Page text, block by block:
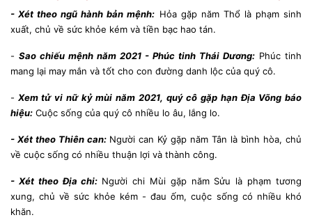
- Xét theo ngũ hành bản mệnh: Hỏa gặp năm Thổ là phạm sinh
xuất, chủ về sức khỏe kém và tiền bạc hao tán.
- Sao chiếu mệnh năm 2021 - Phúc tinh Thái Dương: Phúc tinh
mang lại may mắn và tốt cho con đường danh lộc của quý cô.
- Xem tử vi nữ kỷ mùi năm 2021, quý cô gặp hạn Địa Võng báo
hiệu: Cuộc sống của quý cô nhiều lo âu, lắng lo.
- Xét theo Thiên can: Người can Kỷ gặp năm Tân là bình hòa, chủ
về cuộc sống có nhiều thuận lợi và thành công.
- Xét theo Địa chi: Người chi Mùi gặp năm Sửu là phạm tương
xung, chủ về sức khỏe kém - đau ốm, cuộc sống có nhiều khó
khăn.